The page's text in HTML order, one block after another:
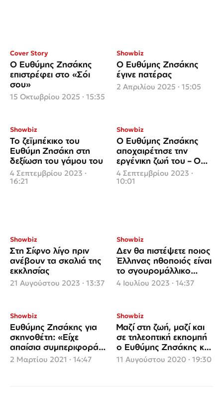
Cover Story
Ο Ευθύμης Ζησάκης
επιστρέφει στο «Σόι
σου»
15 Οκτωβρίου 2025 · 15:35
Showbiz
Ο Ευθύμης Ζησάκης
έγινε πατέρας
2 Απριλίου 2025 · 15:05
Showbiz
Το ζεϊμπέκικο του
Ευθύμη Ζησάκη στη
δεξίωση του γάμου του
4 Σεπτεμβρίου 2023 ·
16:21
Showbiz
Ο Ευθύμης Ζησάκης
αποχαιρέτησε την
εργένικη ζωή του – Ο
λαμπερός γάμος στο
Λαγονήσι
4 Σεπτεμβρίου 2023 ·
10:01
Showbiz
Στη Σίφνο λίγο πριν
ανέβουν τα σκαλιά της
εκκλησίας
21 Αυγούστου 2023 · 13:37
Showbiz
Δεν θα πιστέψετε ποιος
Έλληνας ηθοποιός είναι
το σγουρομάλλικο
αγοράκι
4 Ιουλίου 2023 · 14:37
Showbiz
Ευθύμης Ζησάκης για
σκηνοθέτη: «Είχε
απαίσια συμπεριφορά,
με διέσυρε και είπε
πολλά ψέματα»
2 Μαρτίου 2021 · 14:47
Showbiz
Μαζί στη ζωή, μαζί και
σε τηλεοπτική εκπομπή
ο Ευθύμης Ζησάκης και
η Χρύσα Παπαλελούδη
11 Αυγούστου 2020 · 19:30